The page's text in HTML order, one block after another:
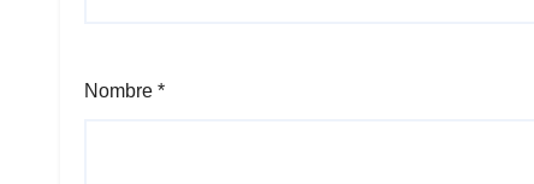
Nombre *